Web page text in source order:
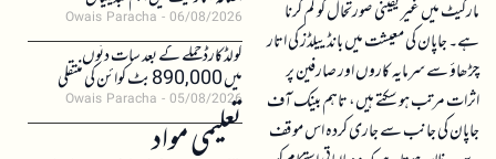
مارکیٹ میں غیر یقینی صورتحال کو کم کرنا
ہے۔ جاپان کی معیشت میں بانڈ ییلڈز کی اتار
چڑھاؤ سے سرمایہ کاروں اور صارفین پر
اثرات مرتب ہو سکتے ہیں، تاہم بینک آف
جاپان کی جانب سے جاری کردہ اس موقف
Owais Paracha 06/08/2026
کولڈکارڈ حملے کے بعد سات دنوں
میں 890,000 بٹ کوائن کی منتقلی
Owais Paracha 05/08/2026
تعلیمی مواد